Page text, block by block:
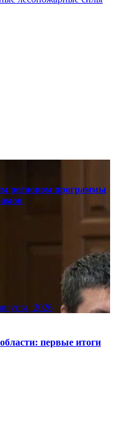
регионом программы
2026
первые итоги